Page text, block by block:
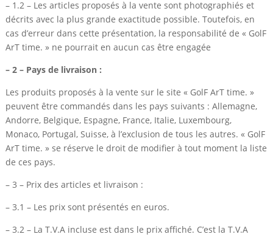
– 1.2 – Les articles proposés à la vente sont photographiés et
décrits avec la plus grande exactitude possible. Toutefois, en
cas d’erreur dans cette présentation, la responsabilité de « GolF
ArT time. » ne pourrait en aucun cas être engagée
– 2 – Pays de livraison :
Les produits proposés à la vente sur le site « GolF ArT time. »
peuvent être commandés dans les pays suivants : Allemagne,
Andorre, Belgique, Espagne, France, Italie, Luxembourg,
Monaco, Portugal, Suisse, à l’exclusion de tous les autres. « GolF
ArT time. » se réserve le droit de modifier à tout moment la liste
de ces pays.
– 3 – Prix des articles et livraison :
– 3.1 – Les prix sont présentés en euros.
– 3.2 – La T.V.A incluse est dans le prix affiché. C’est la T.V.A